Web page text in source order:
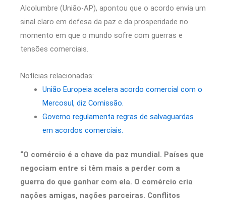
Alcolumbre (União-AP), apontou que o acordo envia um
sinal claro em defesa da paz e da prosperidade no
momento em que o mundo sofre com guerras e
tensões comerciais.
Notícias relacionadas:
União Europeia acelera acordo comercial com o
Mercosul, diz Comissão.
Governo regulamenta regras de salvaguardas
em acordos comerciais.
“O comércio é a chave da paz mundial. Países que
negociam entre si têm mais a perder com a
guerra do que ganhar com ela. O comércio cria
nações amigas, nações parceiras. Conflitos